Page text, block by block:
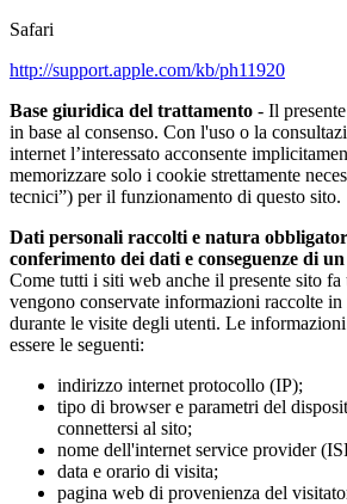
Safari
http://support.apple.com/kb/ph11920
Base giuridica del trattamento - Il
in base al consenso. Con l'uso o la
internet l’interessato acconsente
memorizzare solo i cookie strettamente
tecnici”) per il funzionamento di questo sito.
Dati personali raccolti e natura
conferimento dei dati e conseguenze di
Come tutti i siti web anche il presente sito
vengono conservate informazioni raccolte in
durante le visite degli utenti. Le
essere le seguenti:
indirizzo internet protocollo (IP);
tipo di browser e parametri del
connettersi al sito;
nome dell'internet service provider
data e orario di visita;
pagina web di provenienza del